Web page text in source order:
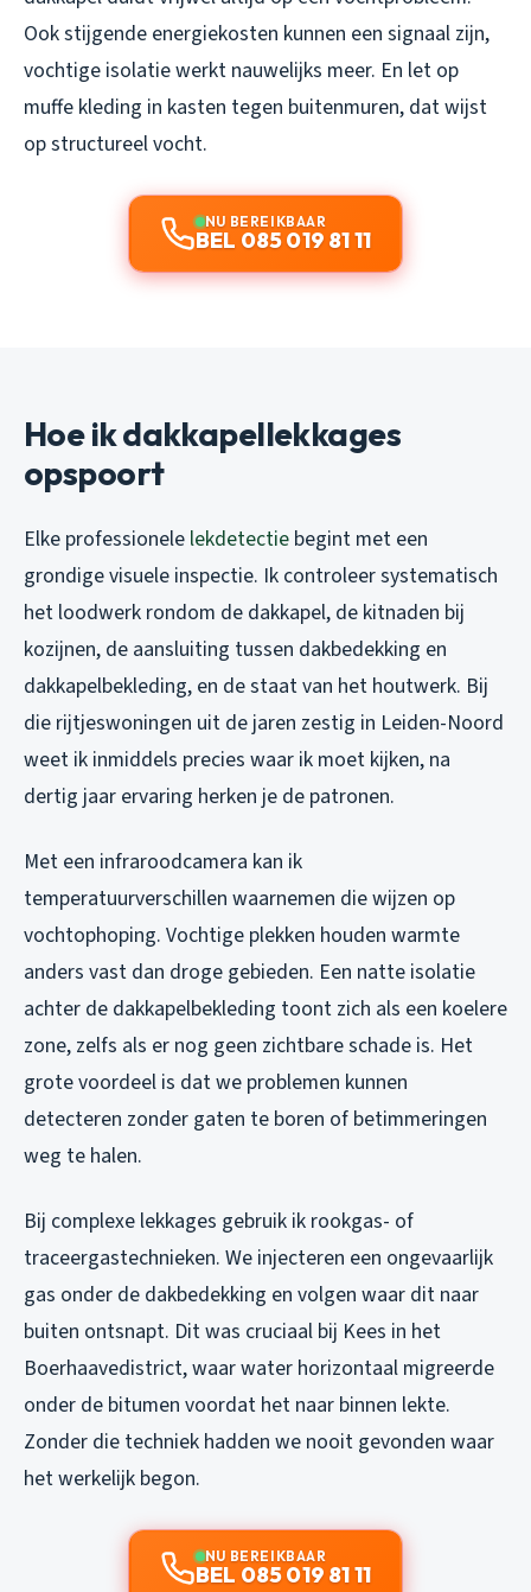
Ook stijgende energiekosten kunnen een signaal zijn,
vochtige isolatie werkt nauwelijks meer. En let op
muffe kleding in kasten tegen buitenmuren, dat wijst
op structureel vocht.
NU BEREIKBAAR
BEL 085 019 81 11
Hoe ik dakkapellekkages
opspoort
Elke professionele lekdetectie begint met een
grondige visuele inspectie. Ik controleer systematisch
het loodwerk rondom de dakkapel, de kitnaden bij
kozijnen, de aansluiting tussen dakbedekking en
dakkapelbekleding, en de staat van het houtwerk. Bij
die rijtjeswoningen uit de jaren zestig in Leiden-Noord
weet ik inmiddels precies waar ik moet kijken, na
dertig jaar ervaring herken je de patronen.
Met een infraroodcamera kan ik
temperatuurverschillen waarnemen die wijzen op
vochtophoping. Vochtige plekken houden warmte
anders vast dan droge gebieden. Een natte isolatie
achter de dakkapelbekleding toont zich als een koelere
zone, zelfs als er nog geen zichtbare schade is. Het
grote voordeel is dat we problemen kunnen
detecteren zonder gaten te boren of betimmeringen
weg te halen.
Bij complexe lekkages gebruik ik rookgas- of
traceergastechnieken. We injecteren een ongevaarlijk
gas onder de dakbedekking en volgen waar dit naar
buiten ontsnapt. Dit was cruciaal bij Kees in het
Boerhaavedistrict, waar water horizontaal migreerde
onder de bitumen voordat het naar binnen lekte.
Zonder die techniek hadden we nooit gevonden waar
het werkelijk begon.
NU BEREIKBAAR
BEL 085 019 81 11